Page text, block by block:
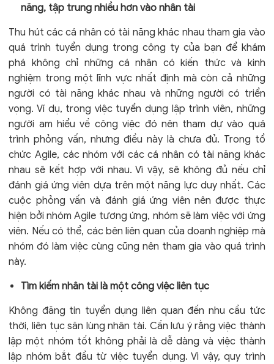
năng, tập trung nhiều hơn vào nhân tài
Thu hút các cá nhân có tài năng khác nhau tham gia vào
quá trình tuyển dụng trong công ty của bạn để khám
phá không chỉ những cá nhân có kiến ​​thức và kinh
nghiệm trong một lĩnh vực nhất định mà còn cả những
người có tài năng khác nhau và những người có triển
vọng. Ví dụ, trong việc tuyển dụng lập trình viên, những
người am hiểu về công việc đó nên tham dự vào quá
trình phỏng vấn, nhưng điều này là chưa đủ. Trong tổ
chức Agile, các nhóm với các cá nhân có tài năng khác
nhau sẽ kết hợp với nhau. Vì vậy, sẽ không đủ nếu chỉ
đánh giá ứng viên dựa trên một năng lực duy nhất. Các
cuộc phỏng vấn và đánh giá ứng viên nên được thực
hiện bởi nhóm Agile tương ứng, nhóm sẽ làm việc với ứng
viên. Nếu có thể, các bên liên quan của doanh nghiệp mà
nhóm đó làm việc cùng cũng nên tham gia vào quá trình
này.
Tìm kiếm nhân tài là một công việc liên tục
Không đăng tin tuyển dụng liên quan đến nhu cầu tức
thời, liên tục săn lùng nhân tài. Cần lưu ý rằng việc thành
lập một nhóm tốt không phải là dễ dàng và việc thành
lập nhóm bắt đầu từ việc tuyển dụng. Vì vậy, quy trình